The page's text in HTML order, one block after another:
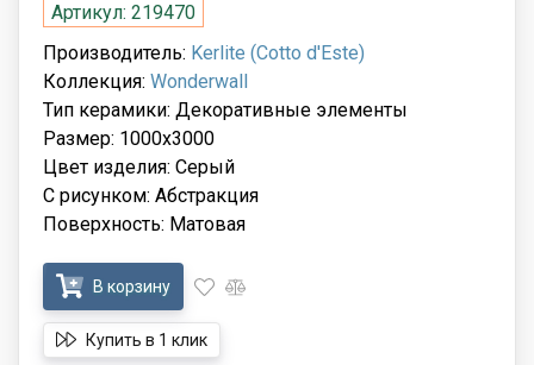
Артикул: 219470
Производитель: Kerlite (Cotto d'Este)
Коллекция: Wonderwall
Тип керамики: Декоративные элементы
Размер: 1000x3000
Цвет изделия: Серый
С рисунком: Абстракция
Поверхность: Матовая
В корзину
Купить в 1 клик